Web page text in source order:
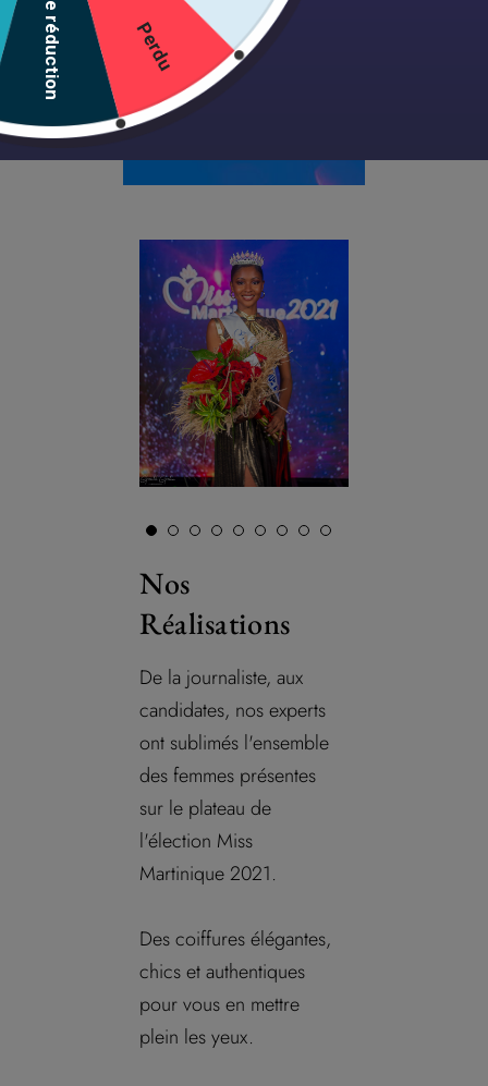
de Miss
Martinique.
Nos
Réalisations
De la journaliste, aux
candidates, nos experts
ont sublimés l'ensemble
des femmes présentes
sur le plateau de
l'élection Miss
Martinique 2021.
Des coiffures élégantes,
chics et authentiques
pour vous en mettre
plein les yeux.
Perdu